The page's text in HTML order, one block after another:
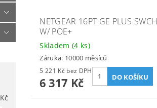
Kč
NETGEAR 16PT GE PLUS SWCH
W/ POE+
Skladem (4 ks)
Záruka: 10000 měsíců
5 221 Kč bez DPH
6 317 Kč